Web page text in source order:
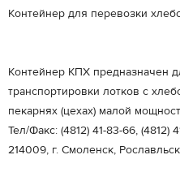
Контейнер для перевозки
Контейнер КПХ предназначен
транспортировки лотков с
пекарнях (цехах) малой
Тел/Факс: (4812) 41-83-66, (4812)
214009, г. Смоленск,